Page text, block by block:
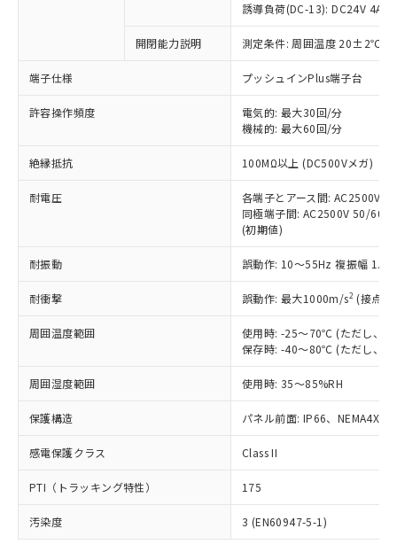
誘導負荷(DC-13): DC24V 4A/
開閉能力説明 測定条件: 周囲温度 20±2℃、
端子仕様 プッシュインPlus端子台
許容操作頻度
電気的: 最大30回/分
機械的: 最大60回/分
絶縁抵抗 100MΩ以上 (DC500Vメガ)
耐電圧
各端子とアース間: AC2500V
同極端子間: AC2500V 50/
(初期値)
耐振動 誤動作: 10～55Hz 複振幅
耐衝撃 誤動作: 最大1000m/s2 (接点
周囲温度範囲
使用時: -25～70℃ (ただし、氷
保存時: -40～80℃ (ただし、氷
周囲湿度範囲 使用時: 35～85%RH
保護構造 パネル前面: IP66、NEMA4X,
感電保護クラス Class II
PTI（トラッキング特性） 175
汚染度 3 (EN60947-5-1)
以下の条件をお読みいただき、同意のうえ
本サービスは、当社制御機器事業取扱
商品の当社在庫状況および標準価格
(税抜)を提供させていただくもので
当社制御機器事業取扱商品の中には、
本サービスの対象外となる商品もある
ことをご了承ください。
在庫状況および標準価格照会結果は、
記載している更新日時点での社内デー
タに基づき作成されるものであり、閲
覧された時点での実際の在庫および標
準価格とは異なる場合があることをご
正式な納期状況および標準価格はお客
様のお取引先、またはお客様担当のオ
ムロン制御機器販売店・当社販売員に
オムロン制御機器販売店や当社販売拠
販売ネットワーク
」をご確認
ください。
在庫状況および標準価格結果を当社の
事前の承諾なく第三者に漏洩または開
示しないようお願いします。
マイパーツ機能（部品リスト作成サー
ビス）をご利用いただくには、I-Web
対応予定なし：EU RoHS指令（10物質）の
非含有に非対応の商品で、対応品を出す予
調査・確認中：EU RoHS指令（10物質）の
非含有の対応状況を調査中または確認中の
商品です。
害物質有無と関係のない商品です。
仕入先様の事情により、非含有部品として
いたものが、含有品と判明した場合などや
むを得ず変更することがあります。
鉛(Pb) 1000ppm以下、 水銀(Hg) 1000ppm以下、 カド
六価クロム(Cr(Ⅵ)) 1000ppm以下、ポリ臭化ビフェニル
類(PBB) 1000ppm以下、ポリ臭化ジフェニルエーテル類
(PBDE) 1000ppm以下、フタル酸ビス(2-エチルヘキシ
ル) (DEHP)(別名：DOP) 1000ppm以下、フタル酸ブチ
ルベンジル（BBP） 1000ppm以下、フタル酸ジブチル
（DBP） 1000ppm以下、フタル酸ジイソブチル
但し、RoHS指令で産業用監視および制御機器に対する
フタル酸エステル類の４物質については閾値を超える意
図的な使用がないことを確認しています。
※2 対応予定月
部品在庫の切り替え状況などにより、予定
月が前後することがあります。
「○」：最大均質材料含有率が中国RoHSの
基準値以下であることを示します。
「×」：最大均質材料含有率が中国RoHSの
基準値を超えていることを示します。
「－」：未確認です。当社販売部門へお問
*中国RoHS10物質の基準値 (GB/T26572)：
Pb(鉛) :1000ppm、 Hg(水銀) : 1000ppm、 Cd(カドミウ
Cr(Ⅵ)(六価クロム) : 1000ppm、 PBBs(ポリ臭化ビフェ
ニル類) : 1000ppm、 PBDEs(ポリ臭化ジフェニルエーテ
ル類) : 1000ppm、
DBP(フタル酸ジブチル) : 1000ppm、 DIBP(フタル酸ジ
DEHP(フタル酸ビス(2-エチルヘキシル)) : 1000ppm
「ｅ」：有害物質（10物質）のすべてが基
準値以下であることを示します。
「10」：通常の使用状況下において有害物
質が外部に漏えいし、環境に深刻な影響を
当社は、これら貴社製品のうち、外国
為替および外国貿易法に定める商品
（以下｢規制貨物等」という）を輸出
または国外への提供する場合は、日本
国政府の輸出許可(または役務取引許
可)を取得するなどの必要な手続きを
当社は規制貨物を破棄する場合は、完
全に破砕するなど、違法に輸出されな
いよう必要な手段を講じます。
当社は貴社製品を、核兵器、ミサイ
ル、化学兵器、生物兵器またはその他
武器並びにこれらの製造装置等に一切
当社は、貴社製品を第三者に販売する
場合は、上記1、2および3の内容を当
該第三者に通知します。また当社は、
販売先および販売に係わる関係者が違
法に輸出するおそれがある場合は、取
一定数以上の在庫あり
一定数には満たないが在庫あり
在庫なし(最新の在庫状況につ
いては、お客様のお取引先、ま
たはお客様担当のオムロン制御
機器販売店・当社販売員にご確
認ください)
白
受注生産機種、また在庫状況の
情報を公開していない機種